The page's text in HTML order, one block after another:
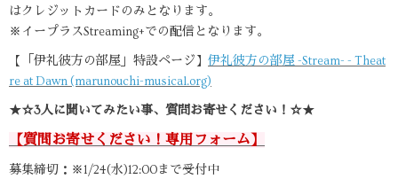
はクレジットカードのみとなります。
※イープラスStreaming+での配信となります。
【「伊礼彼方の部屋」特設ページ】 伊礼彼方の部屋 -Stream- - Theat
re at Dawn (marunouchi-musical.org)
★☆3人に聞いてみたい事、質問お寄せください！☆★
【質問お寄せください！専用フォーム】
募集締切：※1/24(水)12:00まで受付中